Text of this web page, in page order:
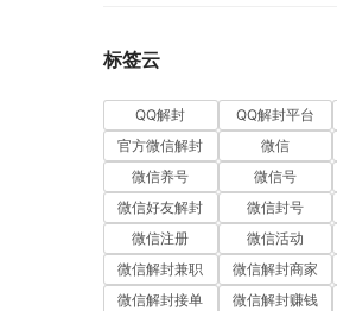
标签云
QQ解封 QQ解封平台
官方微信解封
微信
微信养号
微信号
微信好友解封
微信封号
微信注册
微信活动
微信解封兼职
微信解封商家
微信解封接单
微信解封赚钱